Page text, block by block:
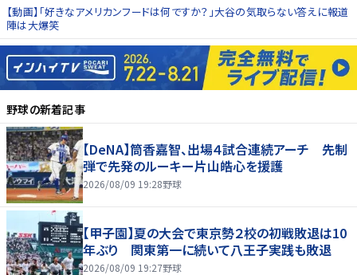
【動画】「好きなアメリカンフードは何ですか？」大谷の気取らない答えに報道
陣は大爆笑
野球の新着記事
【DeNA】筒香嘉智、出場４試合連続アーチ 先制
弾で先発のルーキー片山皓心を援護
2026/08/09 19:28野球
【甲子園】夏の大会で東京勢２校の初戦敗退は10
年ぶり 関東第一に続いて八王子実践も敗退
2026/08/09 19:27野球